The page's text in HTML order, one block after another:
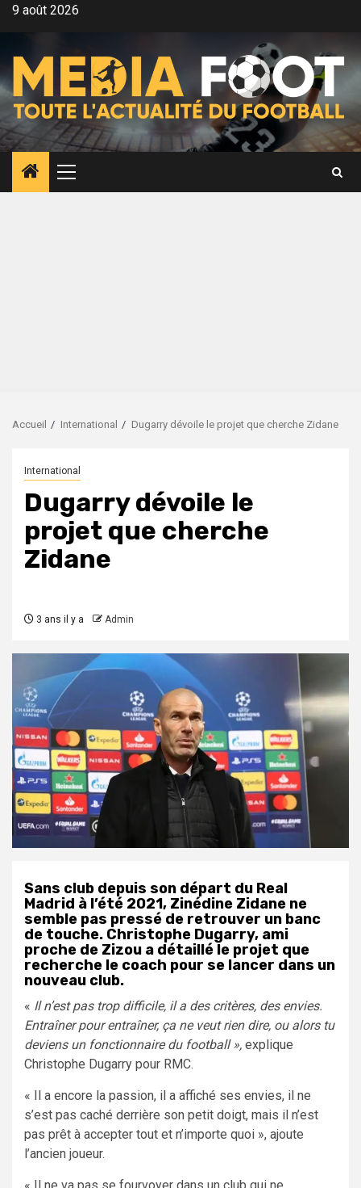
Aller9 août 2026
Menu
principal
Accueil International Dugarry dévoile le projet que cherche Zidane
International
Dugarry dévoile le
projet que cherche
Zidane
3 ans il y a Admin
Sans club depuis son départ du Real
Madrid à l’été 2021, Zinédine Zidane ne
semble pas pressé de retrouver un banc
de touche. Christophe Dugarry, ami
proche de Zizou a détaillé le projet que
recherche le coach pour se lancer dans un
nouveau club.
« Il n’est pas trop difficile, il a des critères, des envies.
Entraîner pour entraîner, ça ne veut rien dire, ou alors tu
deviens un fonctionnaire du football », explique
Christophe Dugarry pour RMC.
« Il a encore la passion, il a affiché ses envies, il ne
s’est pas caché derrière son petit doigt, mais il n’est
pas prêt à accepter tout et n’importe quoi », ajoute
l’ancien joueur.